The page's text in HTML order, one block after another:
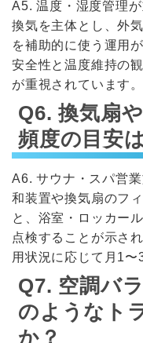
A5. 温度・湿度管理
換気を主体とし、外
を補助的に使う運用
安全性と温度維持の
が重視されています。
Q6. 換気扇
頻度の目安
A6. サウナ・スパ営
和装置や換気扇のフ
と、浴室・ロッカー
点検することが示さ
用状況に応じて月1〜
Q7. 空調バ
のようなト
か？